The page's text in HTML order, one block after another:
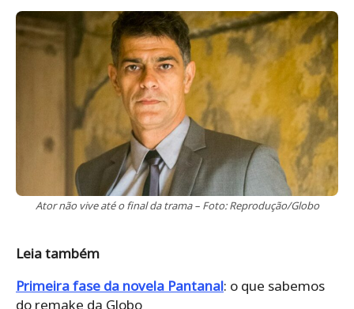
Ator não vive até o final da trama – Foto: Reprodução/Globo
Leia também
Primeira fase da novela Pantanal: o que sabemos
do remake da Globo